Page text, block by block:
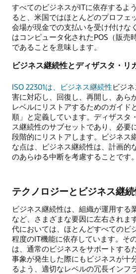
すべてのビジネスがITに依存するよ
ると、米国ではほとんどのプロフェ
会場が現金での支払いを受け付けな
はコンピュータ化されたPOS（販売
であることを意味します。
ビジネス継続性とディザスタ・リ
ISO 22301は、ビジネス継続性ビジ
害に対応し、回復し、再開し、あら
レベルにリストアするためのガイド
順」と定義しています。ディザスタ
ス継続性のサブセットであり、必要
段階的にリストアします。ビジネス
な点は、ビジネス継続性は、計画的
のあらゆる中断を考慮することです。
テクノロジーとビジネス継
ビジネス継続性は、組織が運用する
など、さまざまな要因に左右されま
代においては、ほとんどすべてのビ
程度のIT機能に依存しています。そ
は、通常のビジネスをサポートする
事象が発生した際にもビジネスが十
るよう、適切なレベルの冗長インフ